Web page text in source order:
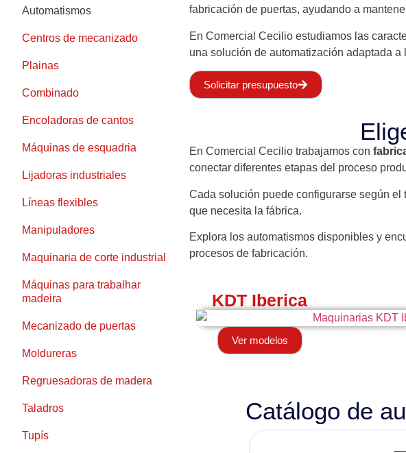
Automatismos
Centros de mecanizado
Plainas
Combinado
Encoladoras de cantos
Máquinas de esquadria
Lijadoras industriales
Líneas flexibles
Manipuladores
Maquinaria de corte industrial
Máquinas para trabalhar
madeira
Mecanizado de puertas
Moldureras
Regruesadoras de madera
Taladros
Tupís
fabricación de puertas, ayudando a
En Comercial Cecilio estudiamos las
una solución de automatización adaptada
Solicitar presupuesto
En Comercial Cecilio trabajamos con
conectar diferentes etapas del proceso
Cada solución puede configurarse según
que necesita la fábrica.
Explora los automatismos disponibles y
procesos de fabricación.
KDT Iberica
Ver modelos
Catálogo de